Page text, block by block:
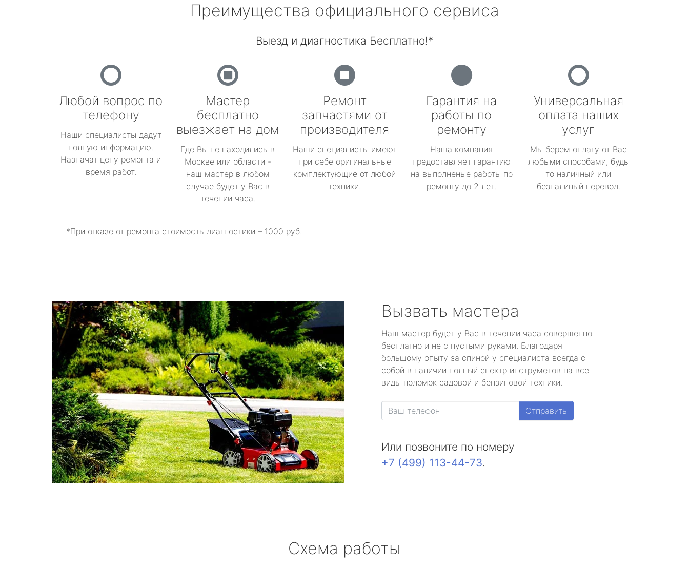
Преимущества официального сервиса
Выезд и диагностика Бесплатно!*
Любой вопрос по
телефону
Наши специалисты дадут
полную информацию.
Назначат цену ремонта и
время работ.
Мастер
бесплатно
выезжает на дом
Где Вы не находились в
Москве или области -
наш мастер в любом
случае будет у Вас в
течении часа.
Ремонт
запчастями от
производителя
Наши специалисты имеют
при себе оригинальные
комплектующие от любой
техники.
Гарантия на
работы по
ремонту
Наша компания
предоставляет гарантию
на выполненые работы по
ремонту до 2 лет.
Универсальная
оплата наших
услуг
Мы берем оплату от Вас
любыми способами, будь
то наличный или
безналиный перевод.
*При отказе от ремонта стоимость диагностики – 1000 руб.
Вызвать мастера
Наш мастер будет у Вас в течении часа совершенно
бесплатно и не с пустыми руками. Благодаря
большому опыту за спиной у специалиста всегда с
собой в наличии полный спектр инструметов на все
виды поломок садовой и бензиновой техники.
Отправить
Или позвоните по номеру
+7 (499) 113-44-73.
Схема работы